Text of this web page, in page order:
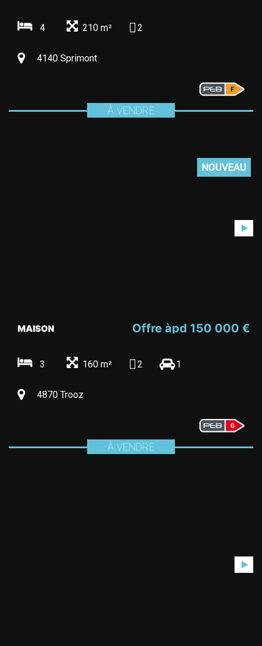
4 210 m² 2
4140 Sprimont
À VENDRE
NOUVEAU
Offre àpd 150 000 €
MAISON
3 160 m² 2 1
4870 Trooz
À VENDRE